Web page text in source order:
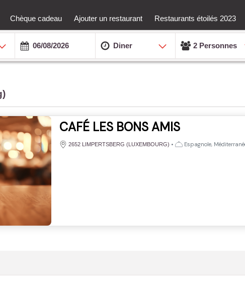
Chèque cadeau Ajouter un restaurant Restaurants étoilés 2023
Diner 2 Personnes
CAFÉ LES BONS AMIS
2652 LIMPERTSBERG (LUXEMBOURG) • Espagnole,